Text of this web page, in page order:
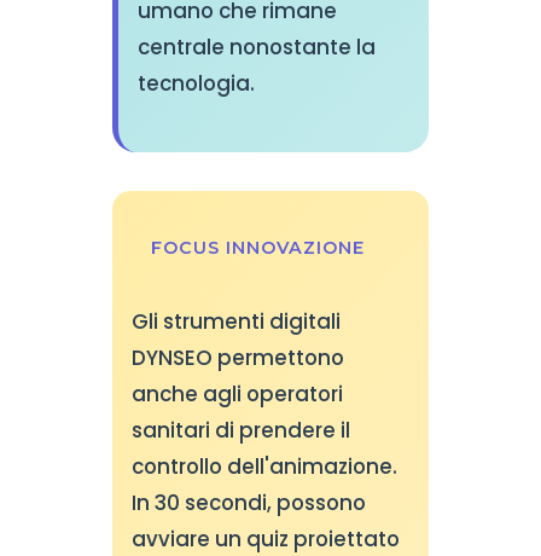
umano che rimane
centrale nonostante la
tecnologia.
FOCUS INNOVAZIONE
Gli strumenti digitali
DYNSEO permettono
anche agli operatori
sanitari di prendere il
controllo dell'animazione.
In 30 secondi, possono
avviare un quiz proiettato